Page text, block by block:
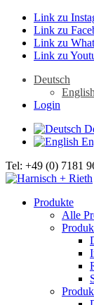
Link zu
Link zu
Link zu
Link zu
Deutsch
English
Login
Tel: +49 (0) 7181
Produkte
Alle